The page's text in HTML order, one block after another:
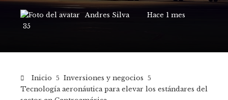
Andres Silva
Hace 1 mes
35
Inicio
Inversiones y negocios
Tecnología aeronáutica para elevar los estándares del